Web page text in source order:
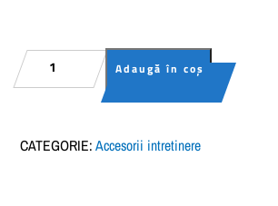
Cantitate
Cap
Adaugă în coș
CATEGORIE:Accesorii intretinere